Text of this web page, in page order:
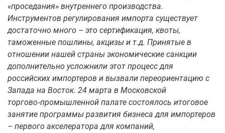
«проседания» внутреннего производства.
Инструментов регулирования импорта существует
достаточно много – это сертификация, квоты,
таможенные пошлины, акцизы и т.д. Принятые в
отношении нашей страны экономические санкции
дополнительно усложнили этот процесс для
российских импортеров и вызвали переориентацию с
Запада на Восток. 24 марта в Московской
торгово‑промышленной палате состоялось итоговое
занятие программы развития бизнеса для импортеров
– первого акселератора для компаний,